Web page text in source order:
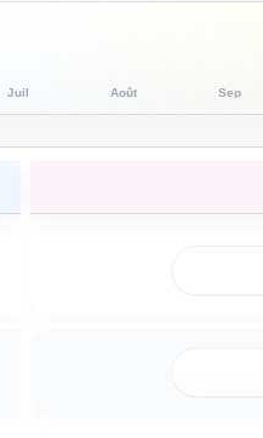
Juil Août Sep